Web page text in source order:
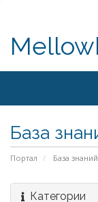
База
Портал База знаний
Категории